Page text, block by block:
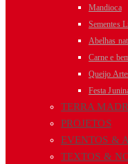
Mandioca
Sementes
Abelhas
Carne e
Queijo
Festa
TERRA
PROJETOS
EVENTOS &
TEXTOS &